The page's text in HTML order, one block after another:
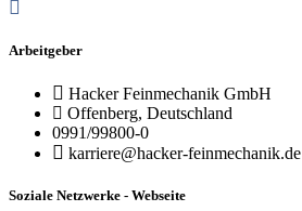
Arbeitgeber
Hacker Feinmechanik GmbH
Offenberg, Deutschland
0991/99800-0
karriere@hacker-feinmechanik.de
Soziale Netzwerke - Webseite